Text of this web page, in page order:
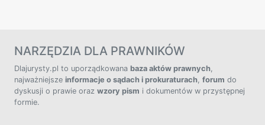
NARZĘDZIA DLA PRAWNIKÓW
Dlajurysty.pl to uporządkowana baza aktów prawnych,
najważniejsze informacje o sądach i prokuraturach, forum do
dyskusji o prawie oraz wzory pism i dokumentów w przystępnej
formie.